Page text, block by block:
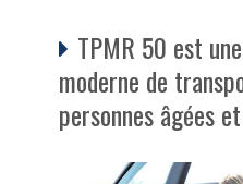
TPMR 50 est
moderne de
personnes âgées